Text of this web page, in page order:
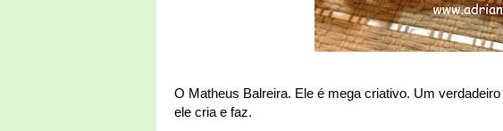
O Matheus Balreira. Ele é mega criativo. Um
ele cria e faz.